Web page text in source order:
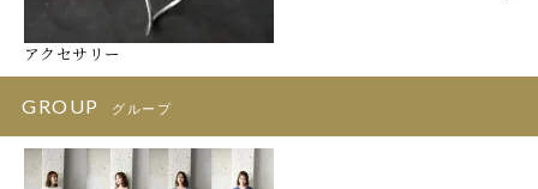
アクセサリー
GROUP グループ